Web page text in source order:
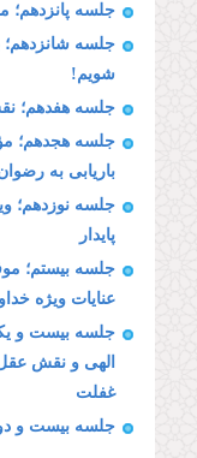
جلسه پانزدهم؛
جلسه شانزدهم؛
شویم!
جلسه هفدهم؛
جلسه هجدهم؛
باريابى به
جلسه نوزدهم؛
پايدار
جلسه بیستم؛
عنايات ويژه
جلسه بیست و
الهى و نقش
غفلت
جلسه بيست و